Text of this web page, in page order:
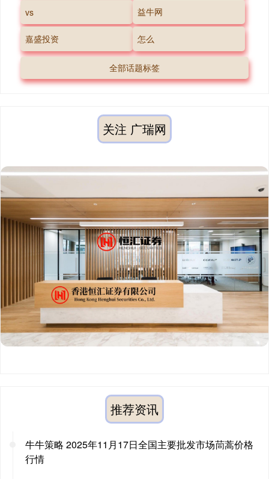
vs 益牛网
嘉盛投资 怎么
全部话题标签
关注 广瑞网
推荐资讯
牛牛策略 2025年11月17日全国主要批发市场茼蒿价格
行情